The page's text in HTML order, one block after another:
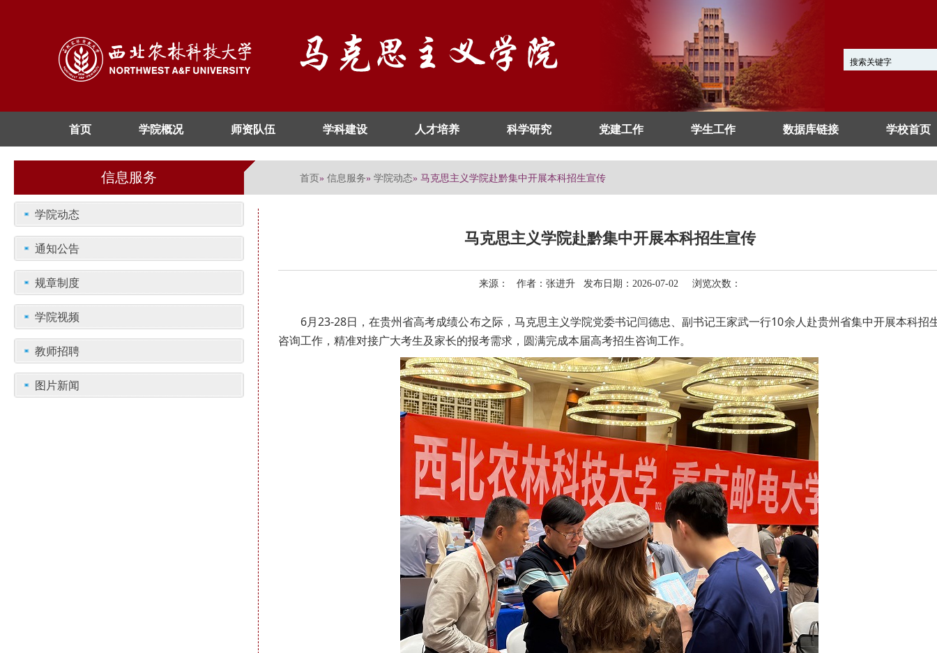
首页 学院概况 师资队伍 学科建设 人才培养 科学研究 党建工作 学生工作 数据库链接 学校首页
信息服务 首页» 信息服务» 学院动态» 马克思主义学院赴黔集中开展本科招生宣传
学院动态
通知公告
规章制度
学院视频
教师招聘
图片新闻
马克思主义学院赴黔集中开展本科招生宣传
来源： 作者：张进升 发布日期：2026-07-02 浏览次数：
6月23-28日，在贵州省高考成绩公布之际，马克思主义学院党委书记闫德忠、副书记王家武一行10余人赴贵州省集中开展本科招
咨询工作，精准对接广大考生及家长的报考需求，圆满完成本届高考招生咨询工作。